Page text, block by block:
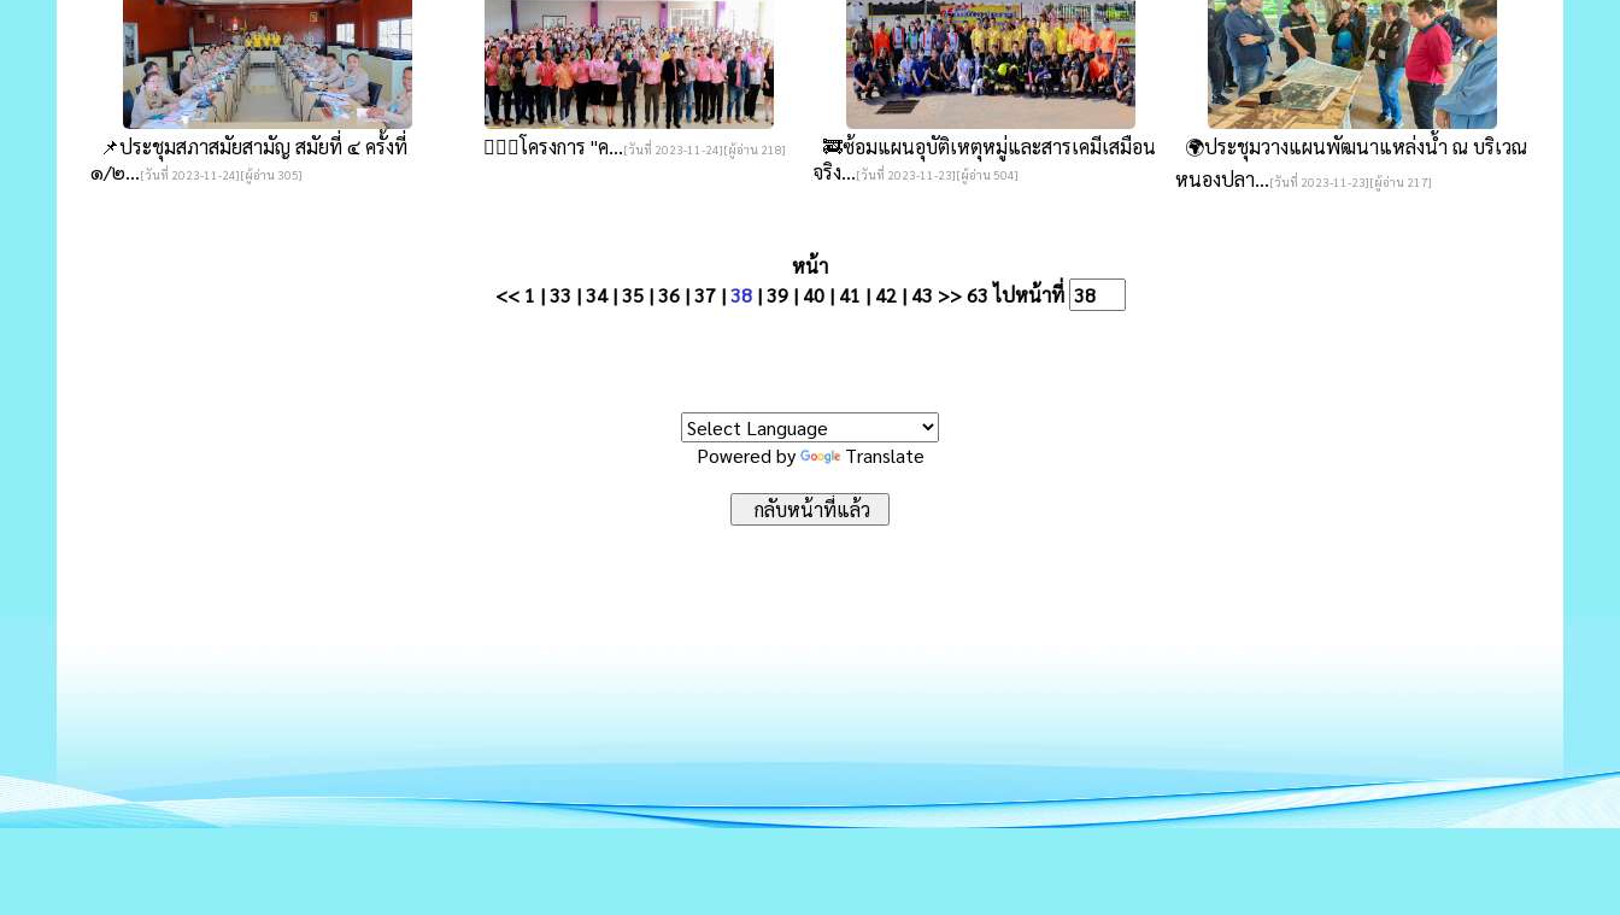
📌ประชุมสภาสมัยสามัญ สมัยที่ ๔ ครั้งที่
๑/๒...[วันที่ 2023-11-24][ผู้อ่าน 305]
👩🏻‍⚕️โครงการ "ค...[วันที่ 2023-11-24][ผู้อ่าน 218]
🚒ซ้อมแผนอุบัติเหตุหมู่และสารเคมีเสมือน
จริง...[วันที่ 2023-11-23][ผู้อ่าน 504]
🌍ประชุมวางแผนพัฒนาแหล่งน้ำ ณ บริเวณ
หนองปลา...[วันที่ 2023-11-23][ผู้อ่าน 217]
หน้า
<< 1 |33 |34|35|36|37|38|39| 40| 41 | 42| 43 >> 63ไปหน้าที่
Powered by Translate